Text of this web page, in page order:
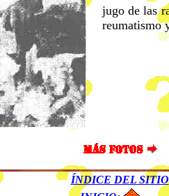
jugo de las
reumatismo
ÍNDICE DEL SITIO